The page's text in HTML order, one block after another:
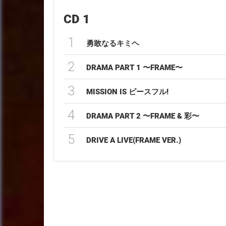
CD 1
1 勇敢なるキミヘ
2 DRAMA PART 1 〜FRAME〜
3 MISSION IS ピースフル!
4 DRAMA PART 2 〜FRAME & 彩〜
5 DRIVE A LIVE(FRAME VER.)